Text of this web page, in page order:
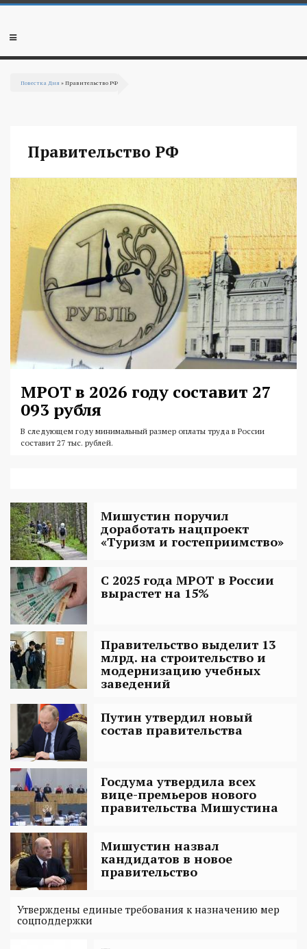
Перейти к основному содержанию
Мобильное
Повестка Дня » Правительство РФ
Правительство РФ
МРОТ в 2026 году составит 27
093 рубля
В следующем году минимальный размер оплаты труда в России
составит 27 тыс. рублей.
Мишустин поручил
доработать нацпроект
«Туризм и гостеприимство»
С 2025 года МРОТ в России
вырастет на 15%
Правительство выделит 13
млрд. на строительство и
модернизацию учебных
заведений
Путин утвердил новый
состав правительства
Госдума утвердила всех
вице-премьеров нового
правительства Мишустина
Мишустин назвал
кандидатов в новое
правительство
Утверждены единые требования к назначению мер
соцподдержки